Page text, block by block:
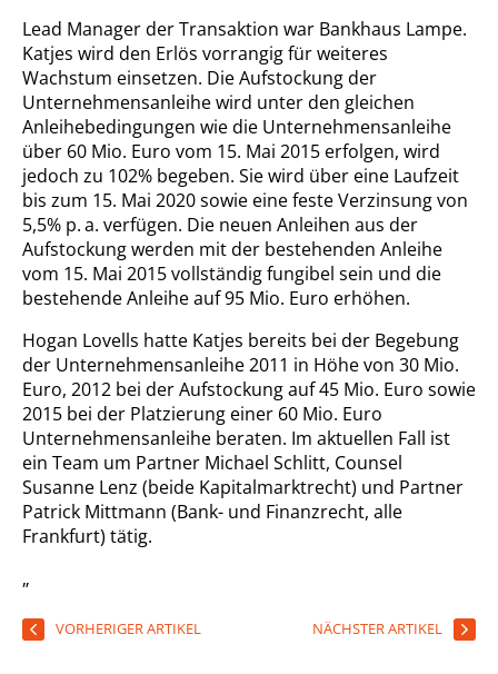
Lead Manager der Transaktion war Bankhaus Lampe.
Katjes wird den Erlös vorrangig für weiteres
Wachstum einsetzen. Die Aufstockung der
Unternehmensanleihe wird unter den gleichen
Anleihebedingungen wie die Unternehmensanleihe
über 60 Mio. Euro vom 15. Mai 2015 erfolgen, wird
jedoch zu 102% begeben. Sie wird über eine Laufzeit
bis zum 15. Mai 2020 sowie eine feste Verzinsung von
5,5% p. a. verfügen. Die neuen Anleihen aus der
Aufstockung werden mit der bestehenden Anleihe
vom 15. Mai 2015 vollständig fungibel sein und die
bestehende Anleihe auf 95 Mio. Euro erhöhen.
Hogan Lovells hatte Katjes bereits bei der Begebung
der Unternehmensanleihe 2011 in Höhe von 30 Mio.
Euro, 2012 bei der Aufstockung auf 45 Mio. Euro sowie
2015 bei der Platzierung einer 60 Mio. Euro
Unternehmensanleihe beraten. Im aktuellen Fall ist
ein Team um Partner Michael Schlitt, Counsel
Susanne Lenz (beide Kapitalmarktrecht) und Partner
Patrick Mittmann (Bank- und Finanzrecht, alle
Frankfurt) tätig.
„
VORHERIGER ARTIKEL NÄCHSTER ARTIKEL